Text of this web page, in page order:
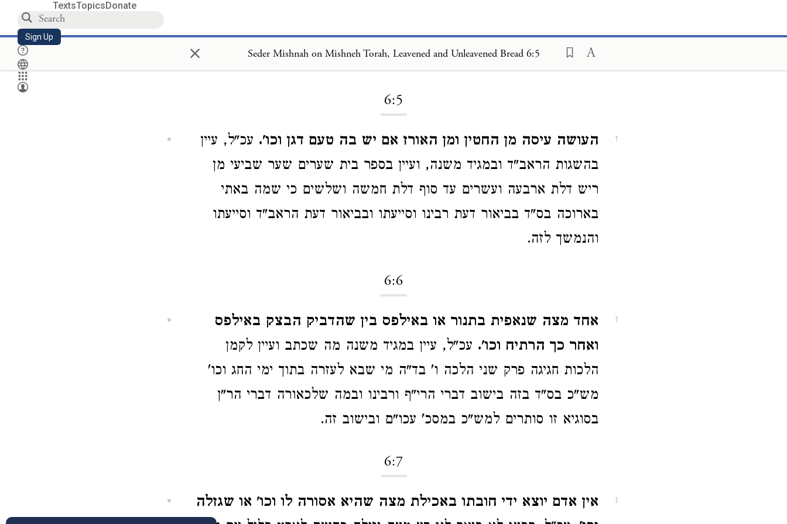
TextsTopicsDonate
Sign Up × Seder Mishnah on Mishneh Torah, Leavened and Unleavened Bread 6:5
6:5
1 העושה עיסה מן החטין ומן האורז אם יש בה טעם דגן וכו'. עכ"ל, עיין
בהשגות הראב"ד ובמגיד משנה, ועיין בספר בית שערים שער שביעי מן
ריש דלת ארבעה ועשרים עד סוף דלת חמשה ושלשים כי שמה באתי
בארוכה בס"ד בביאור דעת רבינו וסייעתו ובביאור דעת הראב"ד וסייעתו
והנמשך לזה.
6:6
1
אחד מצה שנאפית בתנור או באילפס בין שהדביק הבצק באילפס
ואחר כך הרתיח וכו'. עכ"ל, עיין במגיד משנה מה שכתב ועיין לקמן
הלכות חגיגה פרק שני הלכה ו' בד"ה מי שבא לעזרה בתוך ימי החג וכו'
מש"כ בס"ד בזה בישוב דברי הרי"ף ורבינו ובמה שלכאורה דברי הר"ן
בסוגיא זו סותרים למש"כ במסכ' עכו"ם ובישוב זה.
6:7
1
אין אדם יוצא ידי חובתו באכילת מצה שהיא אסורה לו וכו' או שגזלה